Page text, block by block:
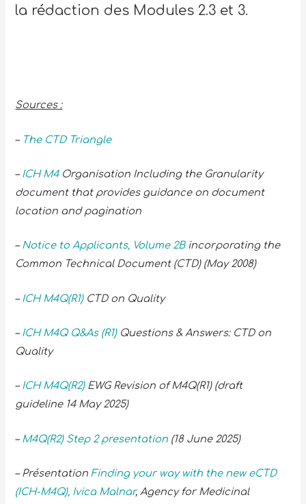
la rédaction des Modules 2.3 et 3.
Sources :
– The CTD Triangle
–ICH M4Organisation Including the Granularity
document that provides guidance on document
location and pagination
–Notice to Applicants, Volume 2Bincorporating the
Common Technical Document (CTD) (May 2008)
–ICH M4Q(R1)CTD on Quality
–ICH M4Q Q&As (R1)Questions & Answers: CTD on
Quality
–ICH M4Q(R2)EWG Revision of M4Q(R1) (draft
guideline 14 May 2025)
–M4Q(R2) Step 2 presentation (18 June 2025)
– Présentation Finding your way with the new eCTD
(ICH-M4Q), Ivica Malnar, Agency for Medicinal